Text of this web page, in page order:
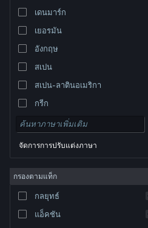
© Valve Corporation สงวนลิขสิทธิ์ เครื่องหมายการค้า
และประเทศอื่น
นโยบายความเป็นส่วนตัว
การช่วยการเข้าถึง|
Steam| การคืนเงิน
เดนมาร์ก
เยอรมัน
อังกฤษ
สเปน
สเปน-ลาตินอเมริกา
กรีก
จัดการการปรับแต่งภาษา
กรองตามแท็ก
กลยุทธ์
แอ็คชัน